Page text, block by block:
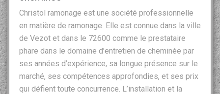
Christol ramonage est une société professionnelle
en matière de ramonage. Elle est connue dans la ville
de Vezot et dans le 72600 comme le prestataire
phare dans le domaine d’entretien de cheminée par
ses années d’expérience, sa longue présence sur le
marché, ses compétences approfondies, et ses prix
qui défient toute concurrence. L’installation et la